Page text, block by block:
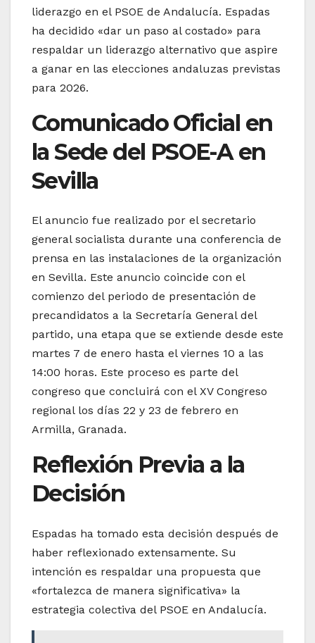
liderazgo en el PSOE de Andalucía. Espadas
ha decidido «dar un paso al costado» para
respaldar un liderazgo alternativo que aspire
a ganar en las elecciones andaluzas previstas
para 2026.
Comunicado Oficial en
la Sede del PSOE-A en
Sevilla
El anuncio fue realizado por el secretario
general socialista durante una conferencia de
prensa en las instalaciones de la organización
en Sevilla. Este anuncio coincide con el
comienzo del periodo de presentación de
precandidatos a la Secretaría General del
partido, una etapa que se extiende desde este
martes 7 de enero hasta el viernes 10 a las
14:00 horas. Este proceso es parte del
congreso que concluirá con el XV Congreso
regional los días 22 y 23 de febrero en
Armilla, Granada.
Reflexión Previa a la
Decisión
Espadas ha tomado esta decisión después de
haber reflexionado extensamente. Su
intención es respaldar una propuesta que
«fortalezca de manera significativa» la
estrategia colectiva del PSOE en Andalucía.